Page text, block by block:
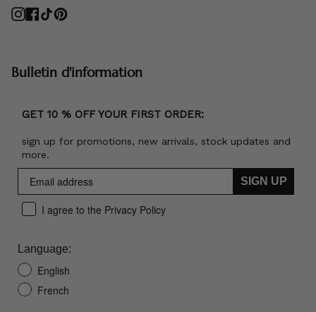
Instagram
Facebook
TikTokPinterest
Bulletin d'information
GET 10 % OFF YOUR FIRST ORDER:
sign up for promotions, new arrivals, stock updates and
more.
SIGN UP
I agree to the Privacy Policy
Language:
English
French